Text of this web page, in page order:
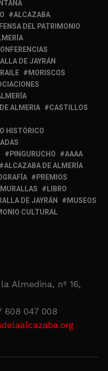
ALCAZABA
DEL PATRIMONIO
DE JAYRÁN
MORISCOS
ALMERIA
CASTILLOS
HISTÓRICO
PINGURUCHO
AAAA
ALCAZABA DE ALMERÍA
PREMIOS
MURALLAS
LIBRO
DE JAYRÁN
MUSEOS
CULTURAL
Almedina, nº 16,
608 047 008